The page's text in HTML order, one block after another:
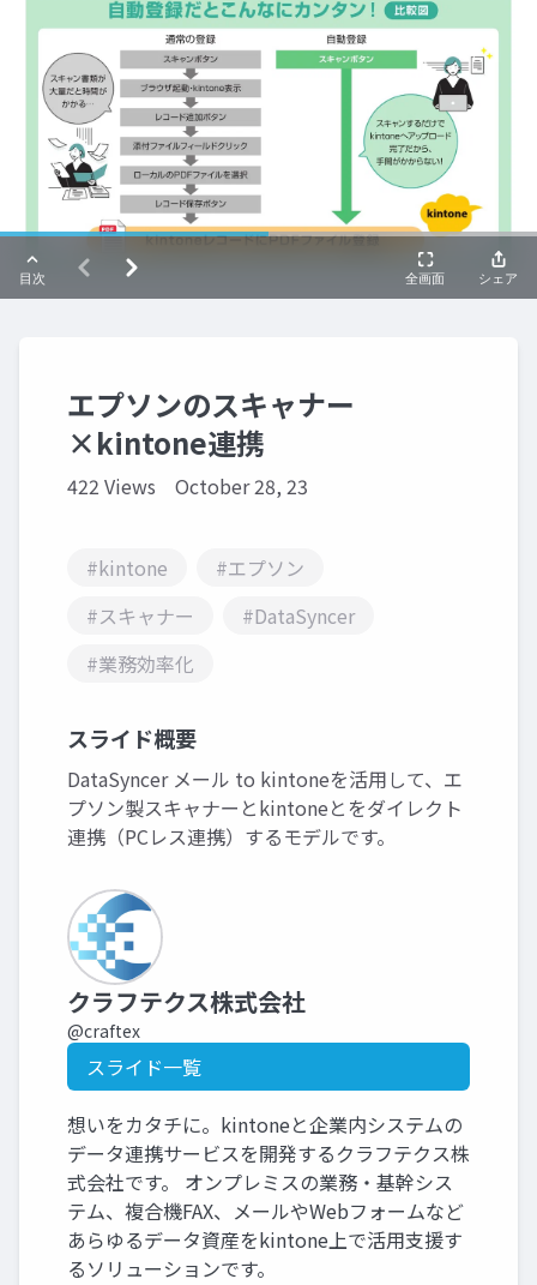
エプソンのスキャナー
×kintone連携
422 Views October 28, 23
#kintone
#エプソン
#スキャナー
#DataSyncer
#業務効率化
スライド概要
DataSyncer メール to kintoneを活用して、エ
プソン製スキャナーとkintoneとをダイレクト
連携（PCレス連携）するモデルです。
クラフテクス株式会社
@craftex
スライド一覧
想いをカタチに。kintoneと企業内システムの
データ連携サービスを開発するクラフテクス株
式会社です。 オンプレミスの業務・基幹シス
テム、複合機FAX、メールやWebフォームなど
あらゆるデータ資産をkintone上で活用支援す
るソリューションです。